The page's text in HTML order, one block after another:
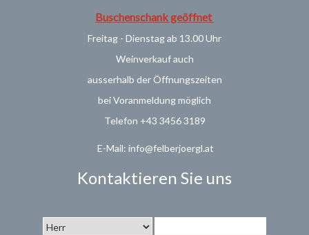
Buschenschank geöffnet
Freitag - Dienstag ab 13.00 Uhr
Weinverkaufauch
ausserhalb der Öffnungszeiten
bei Voranmeldung möglich
Telefon +43 3456 3189
E-Mail: info@felberjoergl.at
Kontaktieren Sie uns